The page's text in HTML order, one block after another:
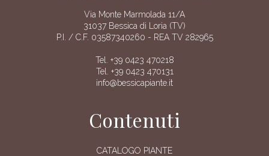
Via Monte Marmolada 11/A
31037 Bessica di Loria (TV)
P.I. / C.F. 03587340260 - REA TV 282965
Tel. +39 0423 470218
Tel. +39 0423 470131
info@bessicapiante.it
Contenuti
CATALOGO PIANTE